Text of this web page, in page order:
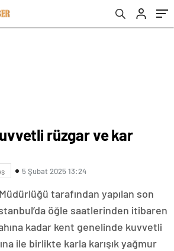
rüzgar ve kar
5 Şubat 2025 13:24
tarafından yapılan son
öğle saatlerinden itibaren
kadar kent genelinde kuvvetli
ile birlikte karla karışık yağmur